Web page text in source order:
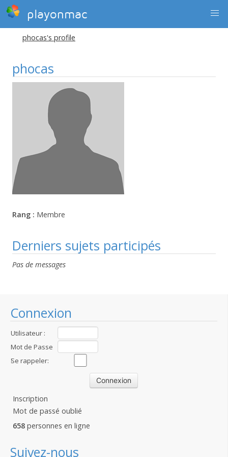
playonmac
Connexion
Utilisateur :
Mot de Passe
:Se rappeler:
Inscription
Mot de passé oublié
658 personnes en ligne
Suivez-nous
phocas's profile
phocas
Rang : Membre
Derniers sujets participés
Pas de messages